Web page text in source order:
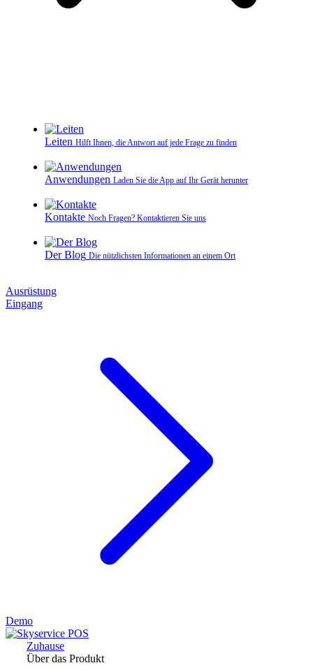
Leiten Hilft Ihnen, die Antwort auf jede Frage zu finden
Anwendungen Laden Sie die App auf Ihr Gerät herunter
Kontakte Noch Fragen? Kontaktieren Sie uns
Der Blog Die nützlichsten Informationen an einem Ort
Ausrüstung
Eingang
Demo
Zuhause
Über das Produkt